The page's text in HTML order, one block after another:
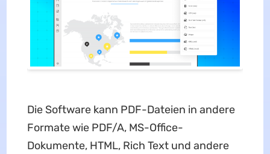
Die Software kann PDF-Dateien in andere
Formate wie PDF/A, MS-Office-
Dokumente, HTML, Rich Text und andere